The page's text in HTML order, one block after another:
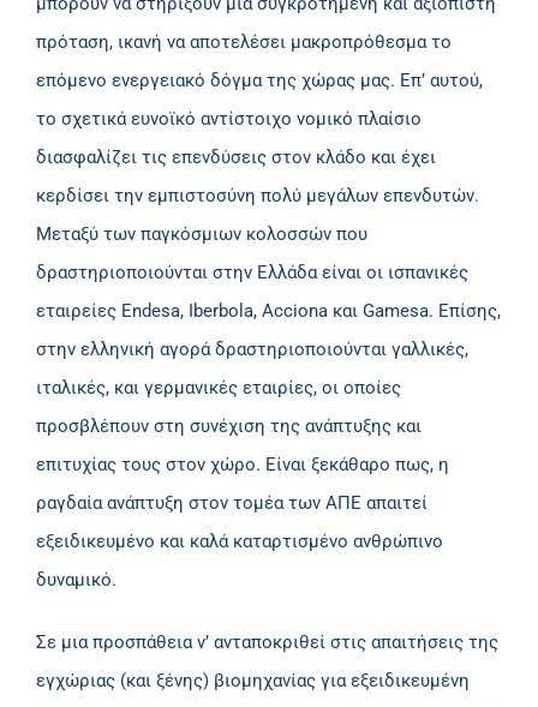
πρόταση, ικανή να αποτελέσει μακροπρόθεσμα το
επόμενο ενεργειακό δόγμα της χώρας μας. Επ’ αυτού,
το σχετικά ευνοϊκό αντίστοιχο νομικό πλαίσιο
διασφαλίζει τις επενδύσεις στον κλάδο και έχει
κερδίσει την εμπιστοσύνη πολύ μεγάλων επενδυτών.
Μεταξύ των παγκόσμιων κολοσσών που
δραστηριοποιούνται στην Ελλάδα είναι οι ισπανικές
εταιρείες Endesa, Iberbola, Acciona και Gamesa. Επίσης,
στην ελληνική αγορά δραστηριοποιούνται γαλλικές,
ιταλικές, και γερμανικές εταιρίες, οι οποίες
προσβλέπουν στη συνέχιση της ανάπτυξης και
επιτυχίας τους στον χώρο. Είναι ξεκάθαρο πως, η
ραγδαία ανάπτυξη στον τομέα των ΑΠΕ απαιτεί
εξειδικευμένο και καλά καταρτισμένο ανθρώπινο
δυναμικό.
Σε μια προσπάθεια ν’ ανταποκριθεί στις απαιτήσεις της
εγχώριας (και ξένης) βιομηχανίας για εξειδικευμένη